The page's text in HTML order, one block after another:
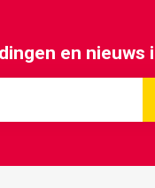
en nieuws